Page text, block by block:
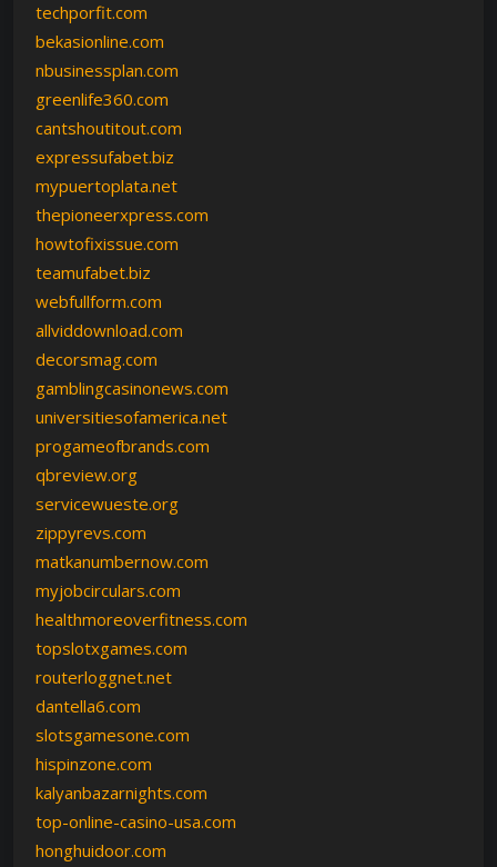
techporfit.com
bekasionline.com
nbusinessplan.com
greenlife360.com
cantshoutitout.com
expressufabet.biz
mypuertoplata.net
thepioneerxpress.com
howtofixissue.com
teamufabet.biz
webfullform.com
allviddownload.com
decorsmag.com
gamblingcasinonews.com
universitiesofamerica.net
progameofbrands.com
qbreview.org
servicewueste.org
zippyrevs.com
matkanumbernow.com
myjobcirculars.com
healthmoreoverfitness.com
topslotxgames.com
routerloggnet.net
dantella6.com
slotsgamesone.com
hispinzone.com
kalyanbazarnights.com
top-online-casino-usa.com
honghuidoor.com